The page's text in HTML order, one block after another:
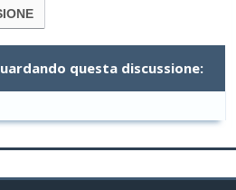
questa discussione: